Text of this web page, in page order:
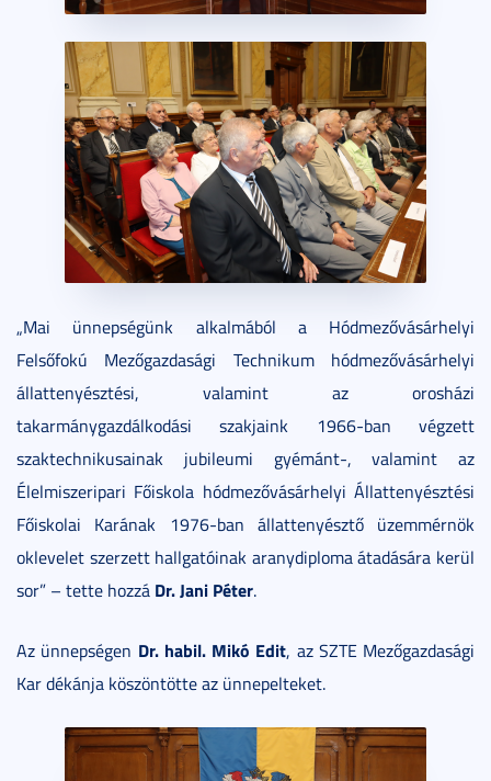
„Mai ünnepségünk alkalmából a Hódmezővásárhelyi
Felsőfokú Mezőgazdasági Technikum hódmezővásárhelyi
állattenyésztési, valamint az orosházi
takarmánygazdálkodási szakjaink 1966-ban végzett
szaktechnikusainak jubileumi gyémánt-, valamint az
Élelmiszeripari Főiskola hódmezővásárhelyi Állattenyésztési
Főiskolai Karának 1976-ban állattenyésztő üzemmérnök
oklevelet szerzett hallgatóinak aranydiploma átadására kerül
sor” – tette hozzá Dr. Jani Péter.
Az ünnepségen Dr. habil. Mikó Edit, az SZTE Mezőgazdasági
Kar dékánja köszöntötte az ünnepelteket.